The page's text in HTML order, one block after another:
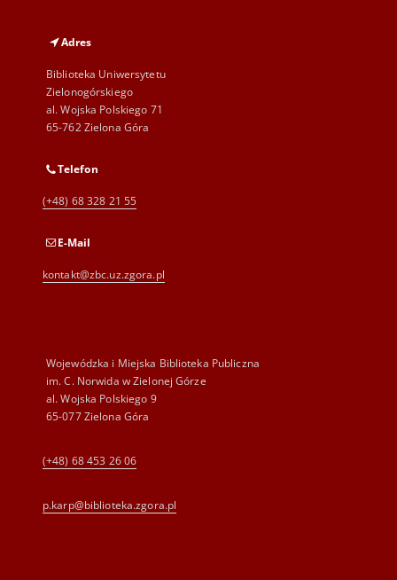
Adres
Biblioteka Uniwersytetu
Zielonogórskiego
al. Wojska Polskiego 71
65-762 Zielona Góra
Telefon
(+48) 68 328 21 55
E-Mail
kontakt@zbc.uz.zgora.pl
Wojewódzka i Miejska Biblioteka Publiczna
im. C. Norwida w Zielonej Górze
al. Wojska Polskiego 9
65-077 Zielona Góra
(+48) 68 453 26 06
p.karp@biblioteka.zgora.pl